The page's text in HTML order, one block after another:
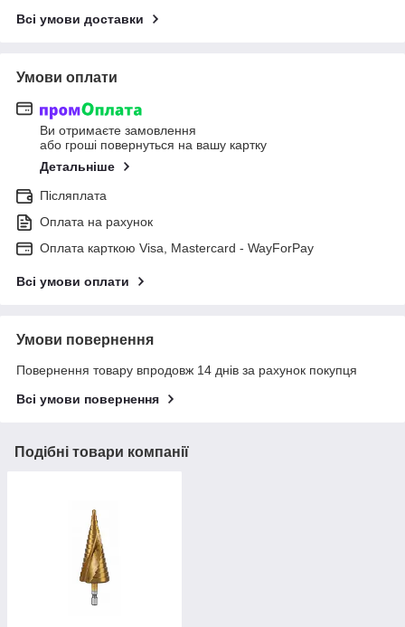
Всі умови доставки
Умови оплати
Ви отримаєте замовлення
або гроші повернуться на вашу картку
Детальніше
Післяплата
Оплата на рахунок
Оплата карткою Visa, Mastercard - WayForPay
Всі умови оплати
Умови повернення
Повернення товару впродовж 14 днів за рахунок покупця
Всі умови повернення
Подібні товари компанії